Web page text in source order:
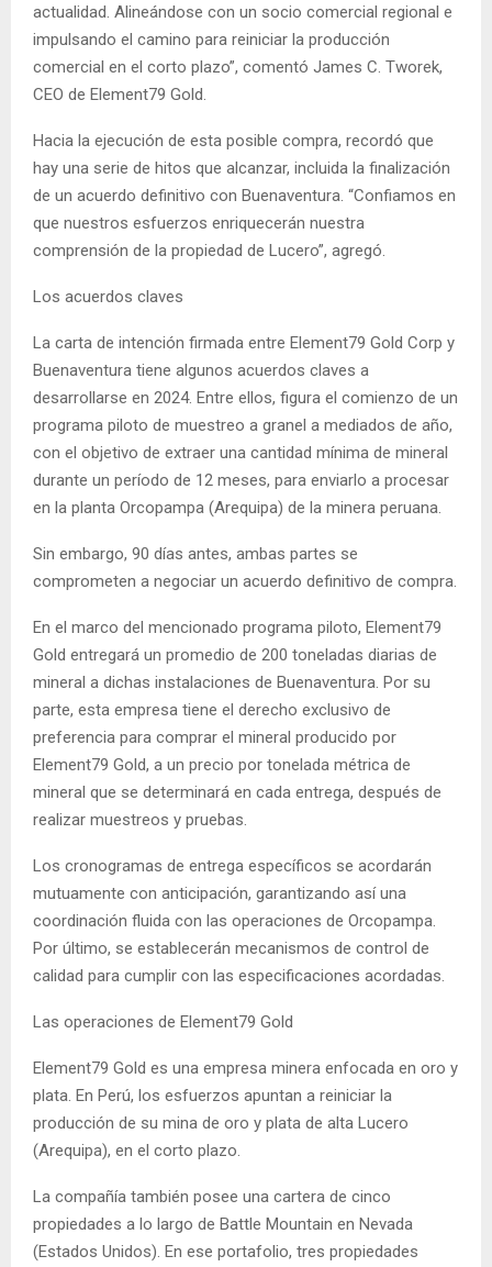
actualidad. Alineándose con un socio comercial regional e
impulsando el camino para reiniciar la producción
comercial en el corto plazo”, comentó James C. Tworek,
CEO de Element79 Gold.
Hacia la ejecución de esta posible compra, recordó que
hay una serie de hitos que alcanzar, incluida la finalización
de un acuerdo definitivo con Buenaventura. “Confiamos en
que nuestros esfuerzos enriquecerán nuestra
comprensión de la propiedad de Lucero”, agregó.
Los acuerdos claves
La carta de intención firmada entre Element79 Gold Corp y
Buenaventura tiene algunos acuerdos claves a
desarrollarse en 2024. Entre ellos, figura el comienzo de un
programa piloto de muestreo a granel a mediados de año,
con el objetivo de extraer una cantidad mínima de mineral
durante un período de 12 meses, para enviarlo a procesar
en la planta Orcopampa (Arequipa) de la minera peruana.
Sin embargo, 90 días antes, ambas partes se
comprometen a negociar un acuerdo definitivo de compra.
En el marco del mencionado programa piloto, Element79
Gold entregará un promedio de 200 toneladas diarias de
mineral a dichas instalaciones de Buenaventura. Por su
parte, esta empresa tiene el derecho exclusivo de
preferencia para comprar el mineral producido por
Element79 Gold, a un precio por tonelada métrica de
mineral que se determinará en cada entrega, después de
realizar muestreos y pruebas.
Los cronogramas de entrega específicos se acordarán
mutuamente con anticipación, garantizando así una
coordinación fluida con las operaciones de Orcopampa.
Por último, se establecerán mecanismos de control de
calidad para cumplir con las especificaciones acordadas.
Las operaciones de Element79 Gold
Element79 Gold es una empresa minera enfocada en oro y
plata. En Perú, los esfuerzos apuntan a reiniciar la
producción de su mina de oro y plata de alta Lucero
(Arequipa), en el corto plazo.
La compañía también posee una cartera de cinco
propiedades a lo largo de Battle Mountain en Nevada
(Estados Unidos). En ese portafolio, tres propiedades